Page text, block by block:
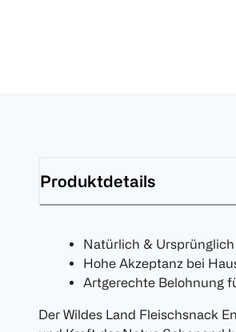
Produktdetails
Natürlich & Ursprünglich
Hohe Akzeptanz bei
Artgerechte Belohnung
Der Wildes Land Fleischsnack